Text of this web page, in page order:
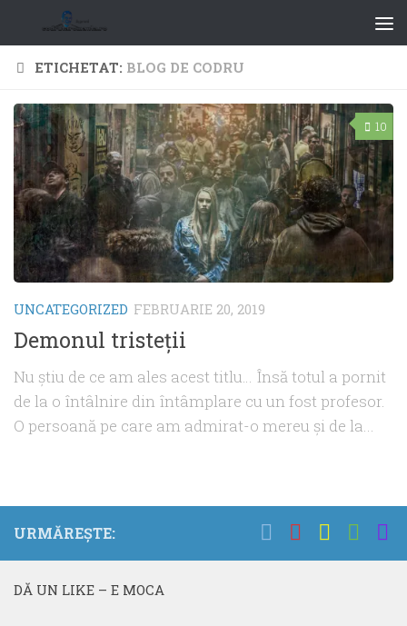
ETICHETAT: BLOG DE CODRU
10
UNCATEGORIZED FEBRUARIE 20, 2019
Demonul tristeţii
Nu ştiu de ce am ales acest titlu… Însă totul a pornit
de la o întâlnire din întâmplare cu un fost profesor.
O persoană pe care am admirat-o mereu şi de la...
URMĂREȘTE:
DĂ UN LIKE – E MOCA